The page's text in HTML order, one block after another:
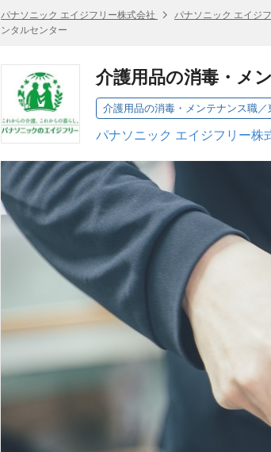
パナソニック エイジフリー株式会社 パナソニック エイジ
ンタルセンター
介護用品の消毒・メ
介護用品の消毒・メンテナンス職
パナソニック エイジフリー株